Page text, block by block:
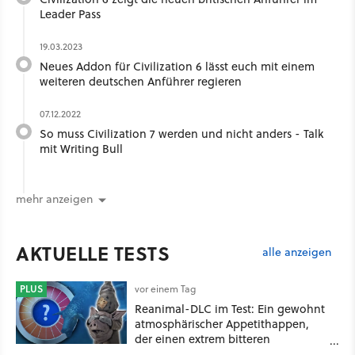
Leader Pass
19.03.2023
Neues Addon für Civilization 6 lässt euch mit einem
weiteren deutschen Anführer regieren
07.12.2022
So muss Civilization 7 werden und nicht anders - Talk
mit Writing Bull
mehr anzeigen
AKTUELLE TESTS alle anzeigen
PLUS vor einem Tag
Reanimal-DLC im Test: Ein gewohnt
atmosphärischer Appetithappen,
der einen extrem bitteren